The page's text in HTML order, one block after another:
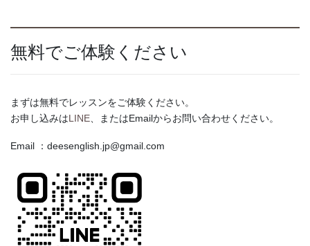
無料でご体験ください
まずは無料でレッスンをご体験ください。
お申し込みはLINE、またはEmailからお問い合わせください。
Email ：deesenglish.jp@gmail.com